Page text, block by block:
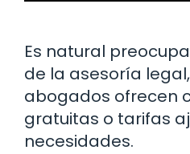
Es natural
de la asesoría
abogados ofrecen
gratuitas o tarifas
necesidades.